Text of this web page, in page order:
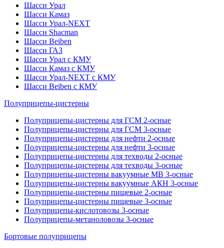
Шасси Урал
Шасси Камаз
Шасси Урал-NEXT
Шасси Shacman
Шасси Beiben
Шасси ГАЗ
Шасси Урал с КМУ
Шасси Камаз с КМУ
Шасси Урал-NEXT с КМУ
Шасси Beiben с КМУ
Полуприцепы-цистерны
Полуприцепы-цистерны для ГСМ 2-осные
Полуприцепы-цистерны для ГСМ 3-осные
Полуприцепы-цистерны для нефти 2-осные
Полуприцепы-цистерны для нефти 3-осные
Полуприцепы-цистерны для техводы 2-осные
Полуприцепы-цистерны для техводы 3-осные
Полуприцепы-цистерны вакуумные МВ 3-осные
Полуприцепы-цистерны вакуумные АКН 3-осные
Полуприцепы-цистерны пищевые 2-осные
Полуприцепы-цистерны пищевые 3-осные
Полуприцепы-кислотовозы 3-осные
Полуприцепы-метаноловозы 3-осные
Бортовые полуприцепы